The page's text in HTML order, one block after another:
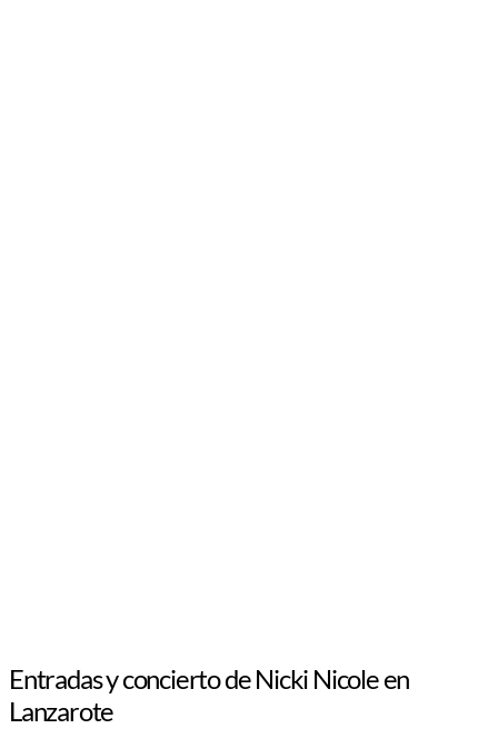
Entradas y concierto de Nicki Nicole en
Lanzarote